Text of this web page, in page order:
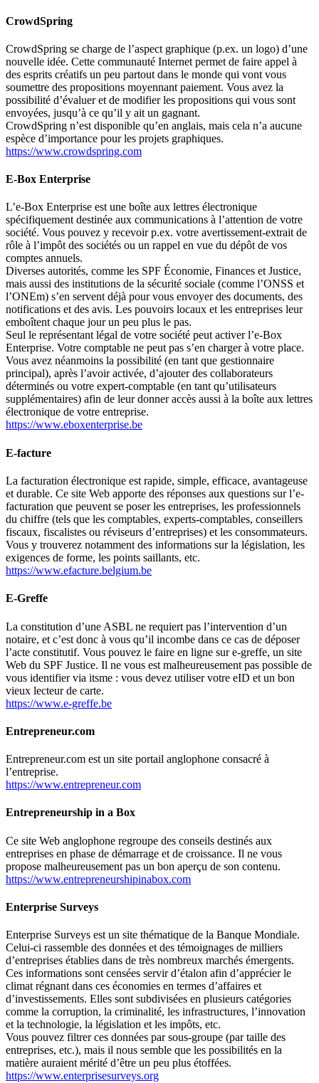
CrowdSpring
CrowdSpring se charge de l’aspect graphique (p.ex. un logo) d’une
nouvelle idée. Cette communauté Internet permet de faire appel à
des esprits créatifs un peu partout dans le monde qui vont vous
soumettre des propositions moyennant paiement. Vous avez la
possibilité d’évaluer et de modifier les propositions qui vous sont
envoyées, jusqu’à ce qu’il y ait un gagnant.
CrowdSpring n’est disponible qu’en anglais, mais cela n’a aucune
espèce d’importance pour les projets graphiques.
https://www.crowdspring.com
E-Box Enterprise
L’e-Box Enterprise est une boîte aux lettres électronique
spécifiquement destinée aux communications à l’attention de votre
société. Vous pouvez y recevoir p.ex. votre avertissement-extrait de
rôle à l’impôt des sociétés ou un rappel en vue du dépôt de vos
comptes annuels.
Diverses autorités, comme les SPF Économie, Finances et Justice,
mais aussi des institutions de la sécurité sociale (comme l’ONSS et
l’ONEm) s’en servent déjà pour vous envoyer des documents, des
notifications et des avis. Les pouvoirs locaux et les entreprises leur
emboîtent chaque jour un peu plus le pas.
Seul le représentant légal de votre société peut activer l’e-Box
Enterprise. Votre comptable ne peut pas s’en charger à votre place.
Vous avez néanmoins la possibilité (en tant que gestionnaire
principal), après l’avoir activée, d’ajouter des collaborateurs
déterminés ou votre expert-comptable (en tant qu’utilisateurs
supplémentaires) afin de leur donner accès aussi à la boîte aux lettres
électronique de votre entreprise.
https://www.eboxenterprise.be
E-facture
La facturation électronique est rapide, simple, efficace, avantageuse
et durable. Ce site Web apporte des réponses aux questions sur l’e-
facturation que peuvent se poser les entreprises, les professionnels
du chiffre (tels que les comptables, experts-comptables, conseillers
fiscaux, fiscalistes ou réviseurs d’entreprises) et les consommateurs.
Vous y trouverez notamment des informations sur la législation, les
exigences de forme, les points saillants, etc.
https://www.efacture.belgium.be
E-Greffe
La constitution d’une ASBL ne requiert pas l’intervention d’un
notaire, et c’est donc à vous qu’il incombe dans ce cas de déposer
l’acte constitutif. Vous pouvez le faire en ligne sur e-greffe, un site
Web du SPF Justice. Il ne vous est malheureusement pas possible de
vous identifier via itsme : vous devez utiliser votre eID et un bon
vieux lecteur de carte.
https://www.e-greffe.be
Entrepreneur.com
Entrepreneur.com est un site portail anglophone consacré à
l’entreprise.
https://www.entrepreneur.com
Entrepreneurship in a Box
Ce site Web anglophone regroupe des conseils destinés aux
entreprises en phase de démarrage et de croissance. Il ne vous
propose malheureusement pas un bon aperçu de son contenu.
https://www.entrepreneurshipinabox.com
Enterprise Surveys
Enterprise Surveys est un site thématique de la Banque Mondiale.
Celui-ci rassemble des données et des témoignages de milliers
d’entreprises établies dans de très nombreux marchés émergents.
Ces informations sont censées servir d’étalon afin d’apprécier le
climat régnant dans ces économies en termes d’affaires et
d’investissements. Elles sont subdivisées en plusieurs catégories
comme la corruption, la criminalité, les infrastructures, l’innovation
et la technologie, la législation et les impôts, etc.
Vous pouvez filtrer ces données par sous-groupe (par taille des
entreprises, etc.), mais il nous semble que les possibilités en la
matière auraient mérité d’être un peu plus étoffées.
https://www.enterprisesurveys.org